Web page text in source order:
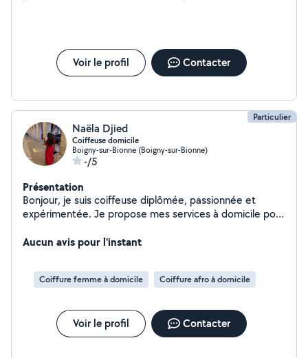
Voir le profil Contacter
Particulier
Naëla Djied
Coiffeuse domicile
Boigny-sur-Bionne (Boigny-sur-Bionne)
-/5
Présentation
Bonjour, je suis coiffeuse diplômée, passionnée et
expérimentée. Je propose mes services à domicile pour
conviviale et professionnelle
Aucun avis pour l'instant
Coiffure femme à domicile Coiffure afro à domicile
Voir le profil Contacter